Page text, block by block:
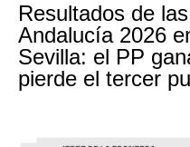
Resultados de
Andalucía 2026
Sevilla: el PP
pierde el tercer